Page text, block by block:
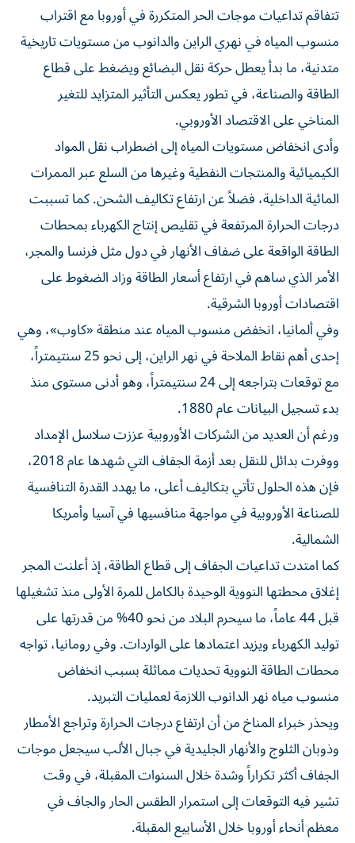
تتفاقم تداعيات موجات الحر المتكررة في أوروبا مع اقتراب
منسوب المياه في نهري الراين والدانوب من مستويات تاريخية
متدنية، ما بدأ يعطل حركة نقل البضائع ويضغط على قطاع
الطاقة والصناعة، في تطور يعكس التأثير المتزايد للتغير
المناخي على الاقتصاد الأوروبي.
وأدى انخفاض مستويات المياه إلى اضطراب نقل المواد
الكيميائية والمنتجات النفطية وغيرها من السلع عبر الممرات
المائية الداخلية، فضلاً عن ارتفاع تكاليف الشحن. كما تسببت
درجات الحرارة المرتفعة في تقليص إنتاج الكهرباء بمحطات
الطاقة الواقعة على ضفاف الأنهار في دول مثل فرنسا والمجر،
الأمر الذي ساهم في ارتفاع أسعار الطاقة وزاد الضغوط على
اقتصادات أوروبا الشرقية.
وفي ألمانيا، انخفض منسوب المياه عند منطقة «كاوب»، وهي
إحدى أهم نقاط الملاحة في نهر الراين، إلى نحو 25 سنتيمتراً،
مع توقعات بتراجعه إلى 24 سنتيمتراً، وهو أدنى مستوى منذ
بدء تسجيل البيانات عام 1880.
ورغم أن العديد من الشركات الأوروبية عززت سلاسل الإمداد
ووفرت بدائل للنقل بعد أزمة الجفاف التي شهدها عام 2018،
فإن هذه الحلول تأتي بتكاليف أعلى، ما يهدد القدرة التنافسية
للصناعة الأوروبية في مواجهة منافسيها في آسيا وأمريكا
الشمالية.
كما امتدت تداعيات الجفاف إلى قطاع الطاقة، إذ أعلنت المجر
إغلاق محطتها النووية الوحيدة بالكامل للمرة الأولى منذ تشغيلها
قبل 44 عاماً، ما سيحرم البلاد من نحو 40% من قدرتها على
توليد الكهرباء ويزيد اعتمادها على الواردات. وفي رومانيا، تواجه
محطات الطاقة النووية تحديات مماثلة بسبب انخفاض
منسوب مياه نهر الدانوب اللازمة لعمليات التبريد.
ويحذر خبراء المناخ من أن ارتفاع درجات الحرارة وتراجع الأمطار
وذوبان الثلوج والأنهار الجليدية في جبال الألب سيجعل موجات
الجفاف أكثر تكراراً وشدة خلال السنوات المقبلة، في وقت
تشير فيه التوقعات إلى استمرار الطقس الحار والجاف في
معظم أنحاء أوروبا خلال الأسابيع المقبلة.